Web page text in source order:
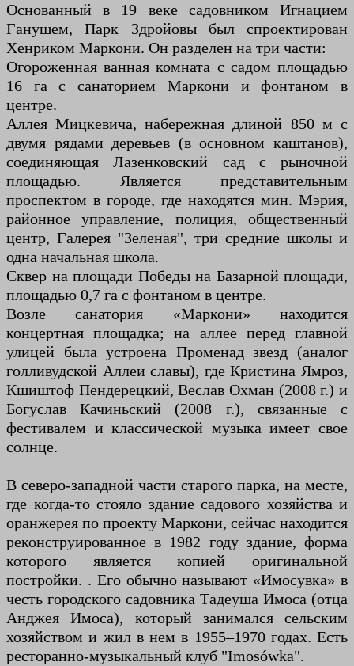
Основанный в 19 веке садовником Игнацием
Ганушем, Парк Здройовы был спроектирован
Хенриком Маркони. Он разделен на три части:
Огороженная ванная комната с садом площадью
16 га с санаторием Маркони и фонтаном в
центре.
Аллея Мицкевича, набережная длиной 850 м с
двумя рядами деревьев (в основном каштанов),
соединяющая Лазенковский сад с рыночной
площадью. Является представительным
проспектом в городе, где находятся мин. Мэрия,
районное управление, полиция, общественный
центр, Галерея "Зеленая", три средние школы и
одна начальная школа.
Сквер на площади Победы на Базарной площади,
площадью 0,7 га с фонтаном в центре.
Возле санатория «Маркони» находится
концертная площадка; на аллее перед главной
улицей была устроена Променад звезд (аналог
голливудской Аллеи славы), где Кристина Ямроз,
Кшиштоф Пендерецкий, Веслав Охман (2008 г.) и
Богуслав Качиньский (2008 г.), связанные с
фестивалем и классической музыка имеет свое
солнце.
В северо-западной части старого парка, на месте,
где когда-то стояло здание садового хозяйства и
оранжерея по проекту Маркони, сейчас находится
реконструированное в 1982 году здание, форма
которого является копией оригинальной
постройки. . Его обычно называют «Имосувка» в
честь городского садовника Тадеуша Имоса (отца
Анджея Имоса), который занимался сельским
хозяйством и жил в нем в 1955–1970 годах. Есть
ресторанно-музыкальный клуб "Imosówka".